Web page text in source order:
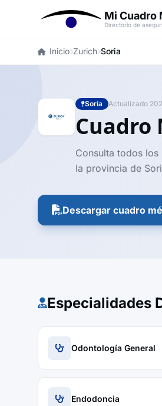
Mi Cuadro
Directorio de
Inicio Zurich Soria
Soria Actualizado
Cuadro
Consulta todos
la provincia de
Descargar cuadro
Especialidades
Odontología General
Endodoncia